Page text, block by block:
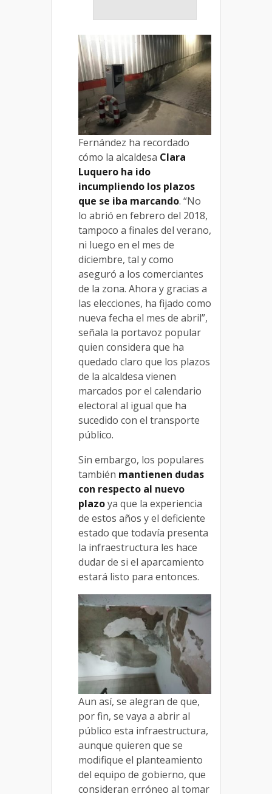
Fernández ha recordado
cómo la alcaldesa Clara
Luquero ha ido
incumpliendo los plazos
que se iba marcando. “No
lo abrió en febrero del 2018,
tampoco a finales del verano,
ni luego en el mes de
diciembre, tal y como
aseguró a los comerciantes
de la zona. Ahora y gracias a
las elecciones, ha fijado como
nueva fecha el mes de abril”,
señala la portavoz popular
quien considera que ha
quedado claro que los plazos
de la alcaldesa vienen
marcados por el calendario
electoral al igual que ha
sucedido con el transporte
público.
Sin embargo, los populares
también mantienen dudas
con respecto al nuevo
plazoya que la experiencia
de estos años y el deficiente
estado que todavía presenta
la infraestructura les hace
dudar de si el aparcamiento
estará listo para entonces.
Aun así, se alegran de que,
por fin, se vaya a abrir al
público esta infraestructura,
aunque quieren que se
modifique el planteamiento
del equipo de gobierno, que
consideran erróneo al tomar